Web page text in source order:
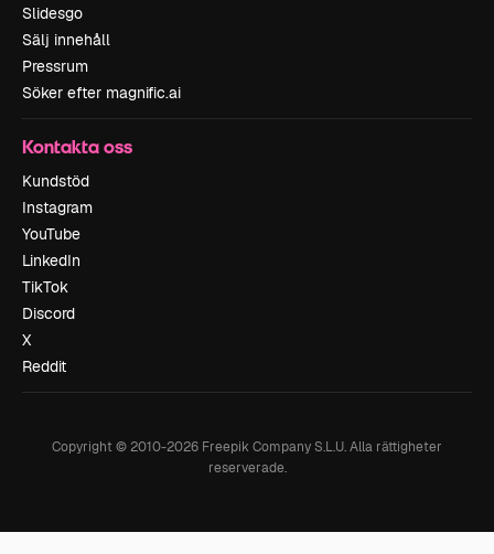
Slidesgo
Sälj innehåll
Pressrum
Söker efter magnific.ai
Kontakta oss
Kundstöd
Instagram
YouTube
LinkedIn
TikTok
Discord
X
Reddit
Copyright © 2010-2026 Freepik Company S.L.U.Alla rättigheter
reserverade.